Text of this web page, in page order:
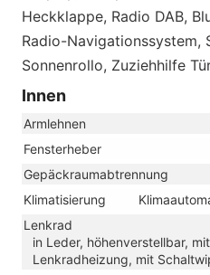
Heckklappe, Radio DAB,
Radio-Navigationssystem,
Sonnenrollo, Zuziehhilfe
Innen
Armlehnen
Fensterheber
Gepäckraumabtrennung
Klimatisierung
Lenkrad
in Leder, höhenverstellbar,
Lenkradheizung, mit